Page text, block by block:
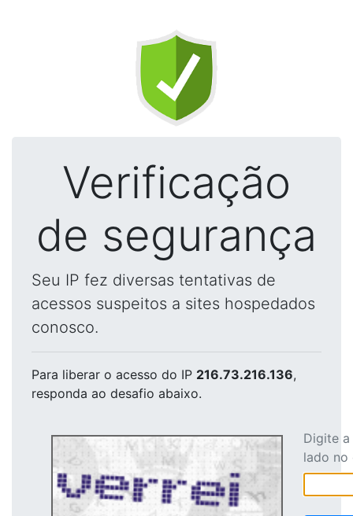
Verificação
de segurança
Seu IP fez diversas tentativas de
acessos suspeitos a sites hospedados
conosco.
Para liberar o acesso do IP 216.73.216.136,
responda ao desafio abaixo.
Digite
lado no